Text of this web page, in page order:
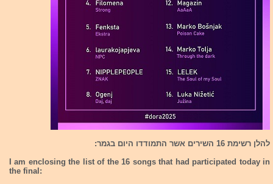
להלן רשימת 16 השירים אשר התמודדו היום בגמר:
I am enclosing the list of the 16 songs that had participated today in
the final: